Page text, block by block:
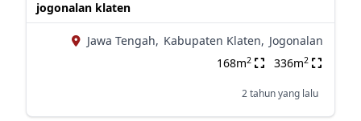
jogonalan klaten
Jawa Tengah, Kabupaten Klaten, Jogonalan
168m2 336m2
2 tahun yang lalu